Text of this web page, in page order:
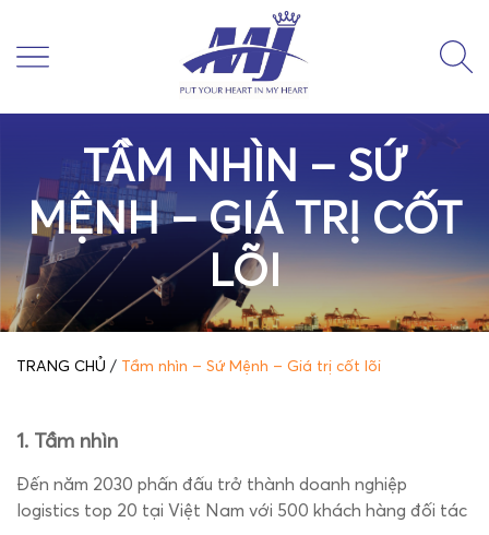
TẦM NHÌN – SỨ
MỆNH – GIÁ TRỊ CỐT
LÕI
TRANG CHỦ / Tầm nhìn – Sứ Mệnh – Giá trị cốt lõi
1. Tầm nhìn
Đến năm 2030 phấn đấu trở thành doanh nghiệp
logistics top 20 tại Việt Nam với 500 khách hàng đối tác